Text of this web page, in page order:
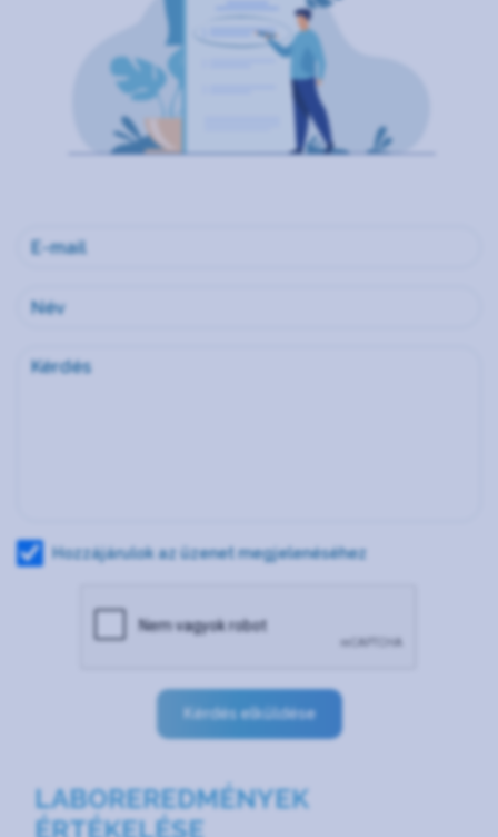
Hozzájárulok az üzenet megjelenéséhez
Kérdés elküldése
LABOREREDMÉNYEK
ÉRTÉKELÉSE